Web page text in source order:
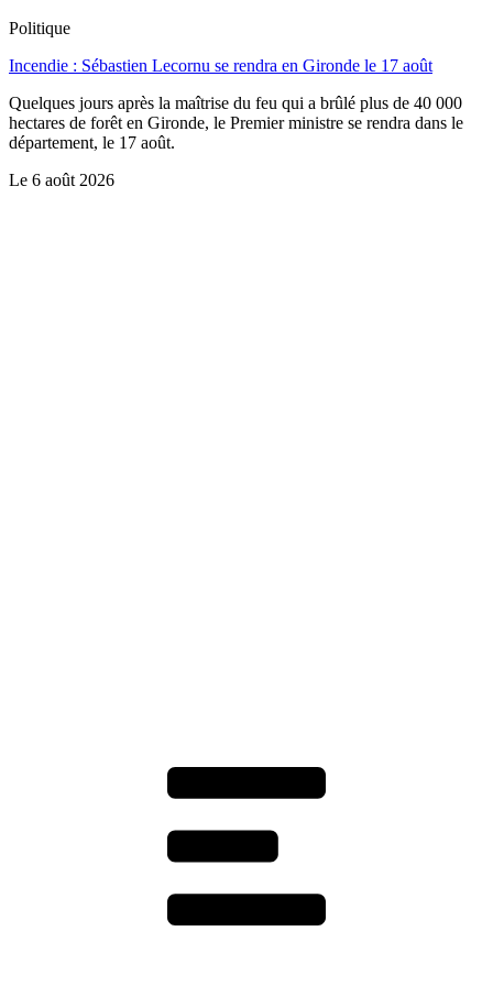
Politique
Incendie : Sébastien Lecornu se rendra en Gironde le 17 août
Quelques jours après la maîtrise du feu qui a brûlé plus de 40 000
hectares de forêt en Gironde, le Premier ministre se rendra dans le
département, le 17 août.
Le 6 août 2026